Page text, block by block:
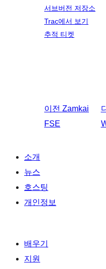
서브버전 저장소
Trac에서 보기
추적 티켓
이전 Zamkai
FSE
소개
뉴스
호스팅
개인정보
배우기
지원